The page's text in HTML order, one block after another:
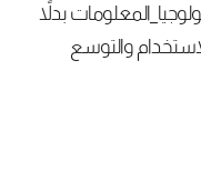
بدلاً
والتوسع